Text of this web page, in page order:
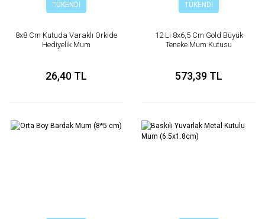
TÜKENDİ
8x8 Cm Kutuda Varaklı Orkide
Hediyelik Mum
26,40 TL
TÜKENDİ
12 Li 8x6,5 Cm Gold Büyük
Teneke Mum Kutusu
573,39 TL